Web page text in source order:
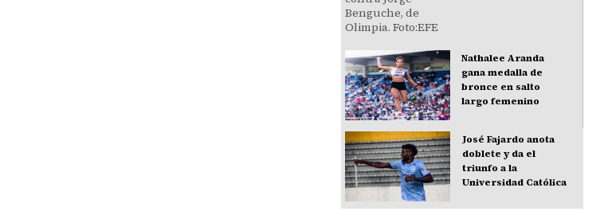
Nathalee Aranda
gana medalla de
bronce en salto
largo femenino
José Fajardo anota
doblete y da el
triunfo a la
Universidad Católica